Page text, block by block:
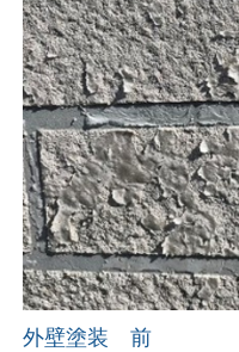
外壁塗装 前